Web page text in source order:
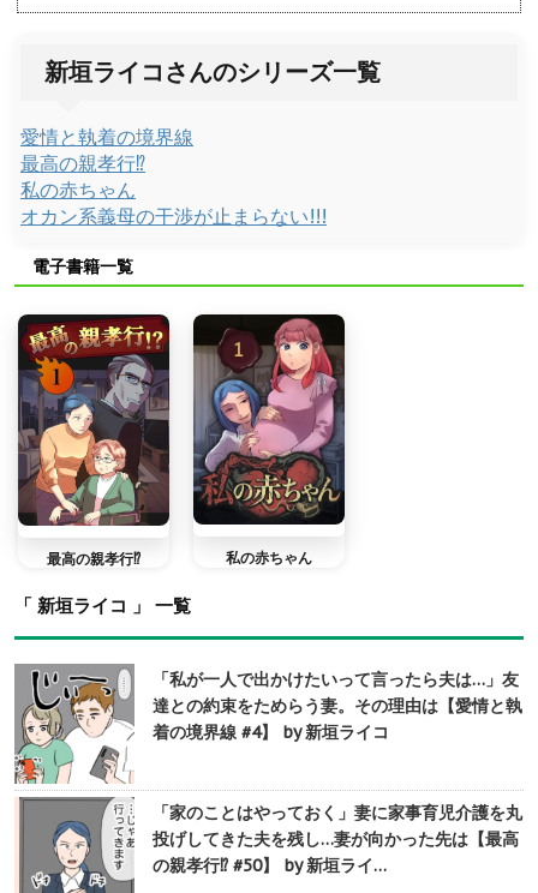
新垣ライコさんのシリーズ一覧
愛情と執着の境界線
最高の親孝行⁉︎
私の赤ちゃん
オカン系義母の干渉が止まらない!!!
電子書籍一覧
最高の親孝行⁉︎ 私の赤ちゃん
「 新垣ライコ 」 一覧
「私が一人で出かけたいって言ったら夫は…」友
達との約束をためらう妻。その理由は【愛情と執
着の境界線 #4】 by 新垣ライコ
「家のことはやっておく」妻に家事育児介護を丸
投げしてきた夫を残し…妻が向かった先は【最高
の親孝行⁉︎ #50】 by 新垣ライ…